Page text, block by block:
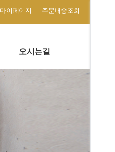
마이페이지 주문배송조회
오시는길